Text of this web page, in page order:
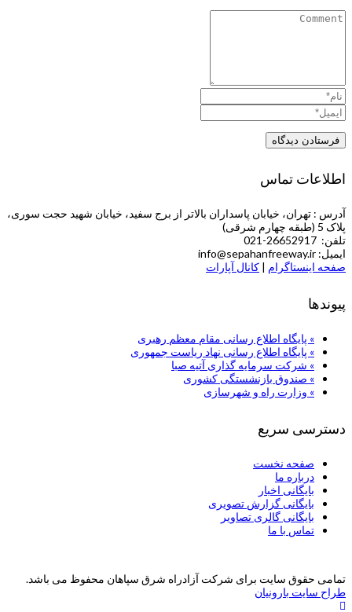
اطلاعات تماس
آدرس : تهران، خیابان پاسداران بالاتر از برج سفید، خیابان شهید حجت سوری،
پلاک 5 (طبقه چهارم شرقی)
تلفن: 26652917-021
ایمیل: info@sepahanfreeway.ir
صفحه اینستاگرام | کانال آپارات
پیوندها
» پایگاه اطلاع رسانی مقام معظم رهبری
» پایگاه اطلاع رسانی نهاد ریاست جمهوری
» شركت سرمایه گذاری آتیه صبا
» صندوق بازنشستگی کشوری
» وزارت راه و شهرسازی
دسترسی سریع
صفحه نخست
درباره ما
بایگانی اخبار
بایگانی گزارش تصویری
بایگانی گالری تصاویر
تماس با ما
تمامی حقوق سایت برای شرکت آزادراه شرق سپاهان محفوظ می باشد.
طراح سایت بارونیان